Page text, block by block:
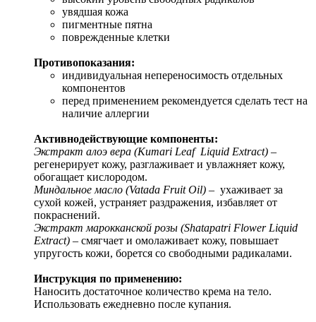
увядшая кожа
пигментные пятна
поврежденные клетки
Противопоказания:
индивидуальная непереносимость отдельных
компонентов
перед применением рекомендуется сделать тест на
наличие аллергии
Активнодействующие компоненты:
Экстракт алоэ вера (Kumari Leaf Liquid Extract) –
регенерирует кожу, разглаживает и увлажняет кожу,
обогащает кислородом.
Миндальное масло (Vatada Fruit Oil) – ухаживает за
сухой кожей, устраняет раздражения, избавляет от
покраснений.
Экстракт марокканской розы (Shatapatri Flower Liquid
Extract) – смягчает и омолаживает кожу, повышает
упругость кожи, борется со свободными радикалами.
Инструкция по применению:
Наносить достаточное количество крема на тело.
Использовать ежедневно после купания.